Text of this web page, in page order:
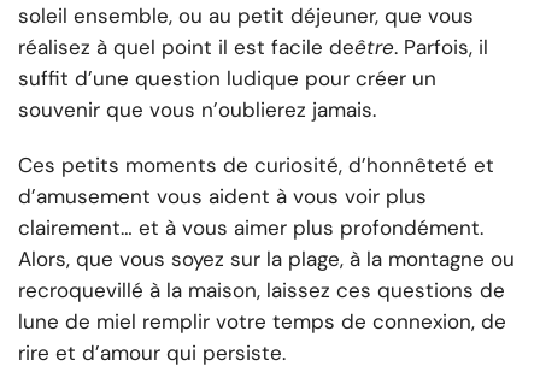
soleil ensemble, ou au petit déjeuner, que vous
réalisez à quel point il est facile deêtre. Parfois, il
suffit d’une question ludique pour créer un
souvenir que vous n’oublierez jamais.
Ces petits moments de curiosité, d’honnêteté et
d’amusement vous aident à vous voir plus
clairement… et à vous aimer plus profondément.
Alors, que vous soyez sur la plage, à la montagne ou
recroquevillé à la maison, laissez ces questions de
lune de miel remplir votre temps de connexion, de
rire et d’amour qui persiste.